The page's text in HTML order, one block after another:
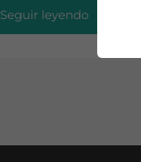
Seguir leyendo